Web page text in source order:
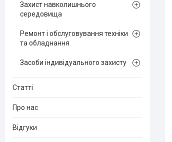
Захист навколишнього
середовища
Ремонт і обслуговування техніки
та обладнання
Засоби індивідуального захисту
Статті
Про нас
Відгуки